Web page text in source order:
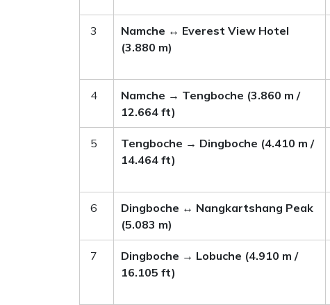
3
Namche ↔ Everest View Hotel
(3.880 m)
4
Namche → Tengboche (3.860 m /
12.664 ft)
5
Tengboche → Dingboche (4.410 m /
14.464 ft)
6
Dingboche ↔ Nangkartshang Peak
(5.083 m)
7
Dingboche → Lobuche (4.910 m /
16.105 ft)